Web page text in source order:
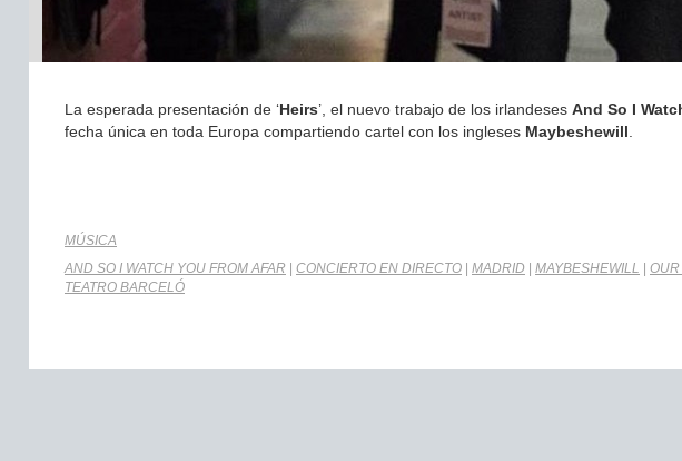
La esperada presentación de ‘Heirs’, el nuevo trabajo de los irlandeses And So I
fecha única en toda Europa compartiendo cartel con los ingleses Maybeshewill
MÚSICA
AND SO I WATCH YOU FROM AFAR
CONCIERTO EN DIRECTO MADRID MAYBESHEWILL OUR
TEATRO BARCELÓ